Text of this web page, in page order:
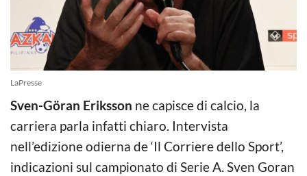
LaPresse
Sven-Göran Eriksson ne capisce di calcio, la
carriera parla infatti chiaro. Intervista
nell’edizione odierna de ‘Il Corriere dello Sport’,
indicazioni sul campionato di Serie A. Sven Goran